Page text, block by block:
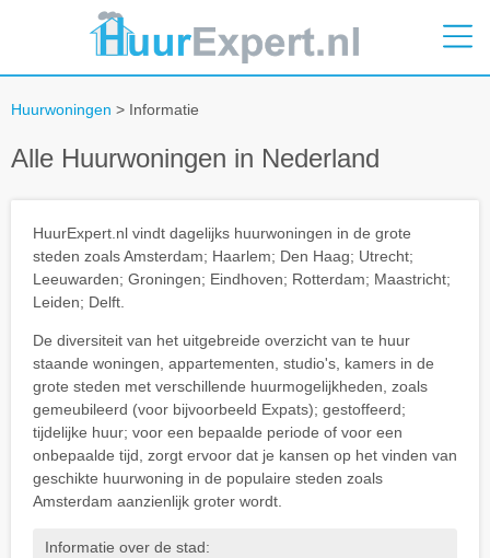
Huurwoningen > Informatie
Alle Huurwoningen in Nederland
HuurExpert.nl vindt dagelijks huurwoningen in de grote
steden zoals Amsterdam; Haarlem; Den Haag; Utrecht;
Leeuwarden; Groningen; Eindhoven; Rotterdam; Maastricht;
Leiden; Delft.
De diversiteit van het uitgebreide overzicht van te huur
staande woningen, appartementen, studio's, kamers in de
grote steden met verschillende huurmogelijkheden, zoals
gemeubileerd (voor bijvoorbeeld Expats); gestoffeerd;
tijdelijke huur; voor een bepaalde periode of voor een
onbepaalde tijd, zorgt ervoor dat je kansen op het vinden van
geschikte huurwoning in de populaire steden zoals
Amsterdam aanzienlijk groter wordt.
Informatie over de stad: